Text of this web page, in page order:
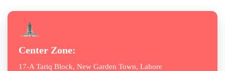
Center Zone:
17-A Tariq Block, New Garden Town, Lahore